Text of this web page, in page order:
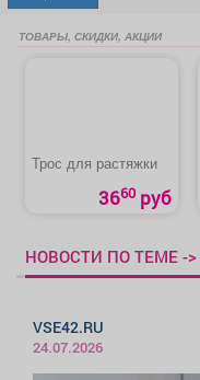
ТОВАРЫ, СКИДКИ, АКЦИИ
Трос для растяжки
3660 руб
НОВОСТИ ПО ТЕМЕ -
VSE42.RU
24.07.2026